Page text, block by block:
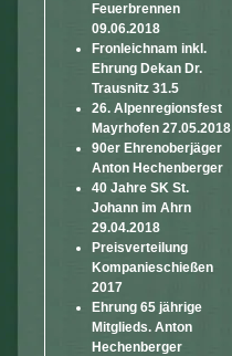
Feuerbrennen
09.06.2018
Fronleichnam inkl.
Ehrung Dekan Dr.
Trausnitz 31.5
26. Alpenregionsfest
Mayrhofen 27.05.2018
90er Ehrenoberjäger
Anton Hechenberger
40 Jahre SK St.
Johann im Ahrn
29.04.2018
Preisverteilung
Kompanieschießen
2017
Ehrung 65 jährige
Mitglieds. Anton
Hechenberger